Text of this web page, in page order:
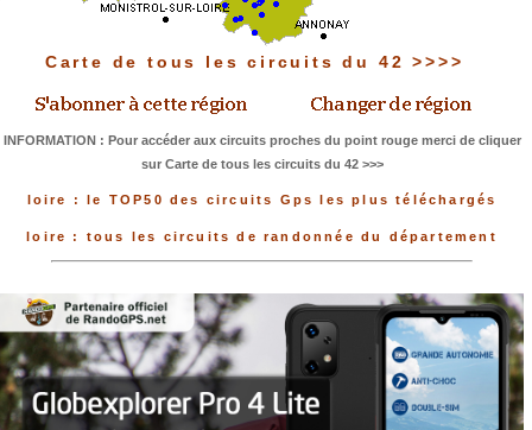
Carte de tous les circuits du 42 >>>>
INFORMATION : Pour accéder aux circuits proches du point rouge merci de cliquer
sur Carte de tous les circuits du 42 >>>
loire : le TOP50 des circuits Gps les plus téléchargés
loire : tous les circuits de randonnée du département